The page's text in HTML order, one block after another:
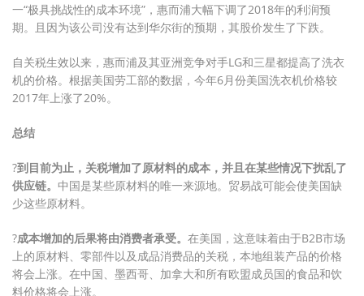
一“极具挑战性的成本环境”，惠而浦大幅下调了2018年的利润预
期。且因为该公司没有达到华尔街的预期，其股价发生了下跌。
自关税生效以来，惠而浦及其亚洲竞争对手LG和三星都提高了洗衣
机的价格。根据美国劳工部的数据，今年6月份美国洗衣机价格较
2017年上涨了20%。
总结
?到目前为止，关税增加了原材料的成本，并且在某些情况下扰乱了
供应链。 中国是某些原材料的唯一来源地。贸易战可能会使美国缺
少这些原材料。
?成本增加的后果将由消费者承受。 在美国，这意味着由于B2B市场
上的原材料、零部件以及成品消费品的关税，本地组装产品的价格
将会上涨。在中国、墨西哥、加拿大和所有欧盟成员国的食品和饮
料价格将会上涨。